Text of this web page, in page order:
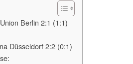
Berlin 2:1 (1:1)
Düsseldorf 2:2 (0:1)